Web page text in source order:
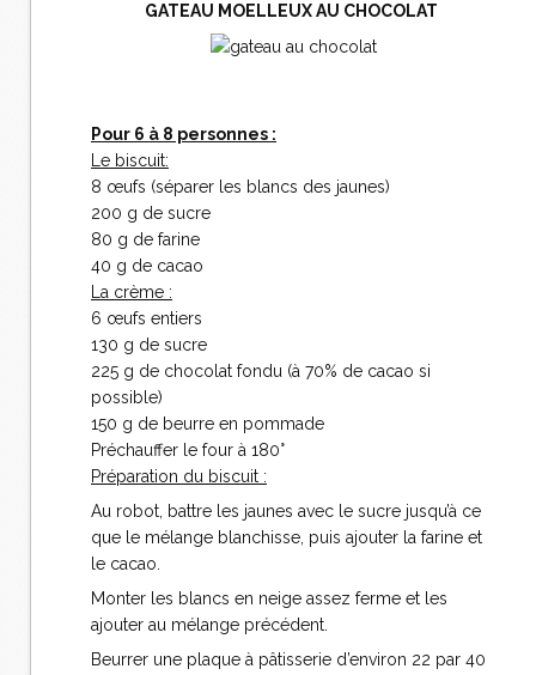
GATEAU MOELLEUX AU CHOCOLAT
Pour 6 à 8 personnes :
Le biscuit:
8 œufs (séparer les blancs des jaunes)
200 g de sucre
80 g de farine
40 g de cacao
La crème :
6 œufs entiers
130 g de sucre
225 g de chocolat fondu (à 70% de cacao si
possible)
150 g de beurre en pommade
Préchauffer le four à 180°
Préparation du biscuit :
Au robot, battre les jaunes avec le sucre jusqu’à ce
que le mélange blanchisse, puis ajouter la farine et
le cacao.
Monter les blancs en neige assez ferme et les
ajouter au mélange précédent.
Beurrer une plaque à pâtisserie d’environ 22 par 40